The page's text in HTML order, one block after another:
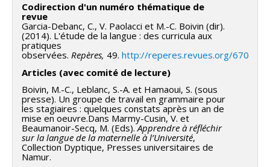
Codirection d'un numéro thématique de
revue
Garcia-Debanc, C., V. Paolacci et M.-C. Boivin (dir).
(2014). L'étude de la langue : des curricula aux
pratiques
observées. Repères, 49. http://reperes.revues.org/670
Articles (avec comité de lecture)
Boivin, M.-C., Leblanc, S.-A. et Hamaoui, S. (sous
presse). Un groupe de travail en grammaire pour
les stagiaires : quelques constats après un an de
mise en oeuvre.Dans Marmy-Cusin, V. et
Beaumanoir-Secq, M. (Eds).Apprendre à réfléchir
sur la langue de la maternelle à l’Université,
Collection Dyptique, Presses universitaires de
Namur.